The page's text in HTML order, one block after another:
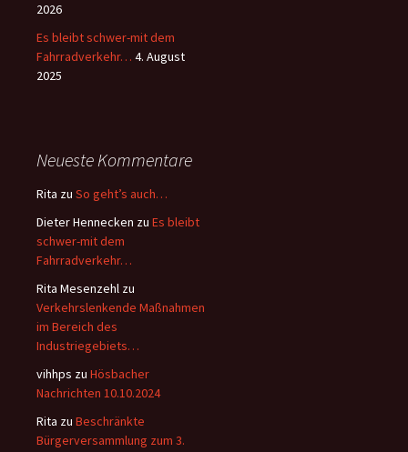
2026
Es bleibt schwer-mit dem
Fahrradverkehr… 4. August
2025
Neueste Kommentare
Rita zu So geht’s auch…
Dieter Hennecken zu Es bleibt
schwer-mit dem
Fahrradverkehr…
Rita Mesenzehl zu
Verkehrslenkende Maßnahmen
im Bereich des
Industriegebiets…
vihhps zu Hösbacher
Nachrichten 10.10.2024
Rita zu Beschränkte
Bürgerversammlung zum 3.